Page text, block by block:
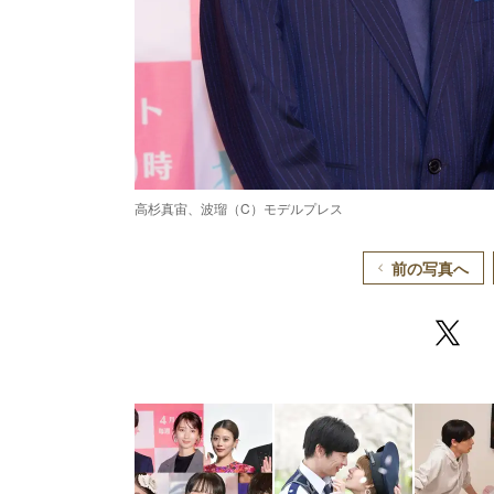
高杉真宙、波瑠（C）モデルプレス
前の写真へ